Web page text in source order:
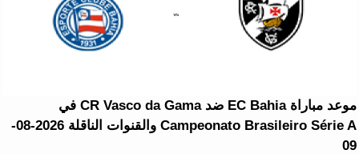
موعد مباراة EC Bahia ضد CR Vasco da Gama في
Campeonato Brasileiro Série A والقنوات الناقلة 2026-08-
09